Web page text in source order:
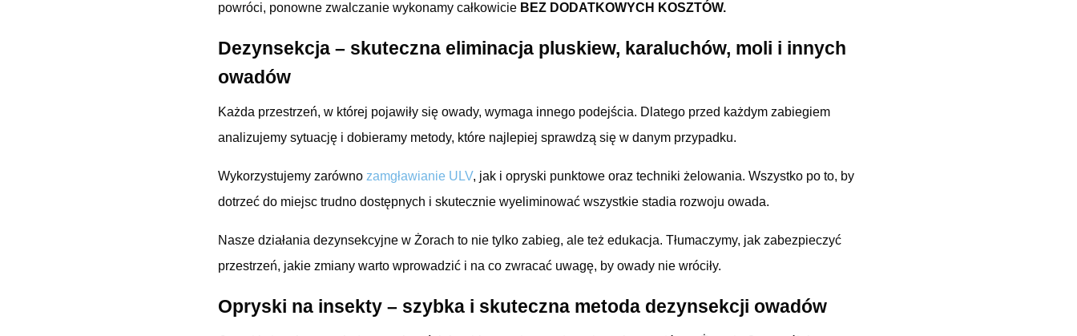
powróci, ponowne zwalczanie wykonamy całkowicie BEZ DODATKOWYCH KOSZTÓW.
Dezynsekcja – skuteczna eliminacja pluskiew, karaluchów, moli i innych
owadów
Każda przestrzeń, w której pojawiły się owady, wymaga innego podejścia. Dlatego przed każdym zabiegiem
analizujemy sytuację i dobieramy metody, które najlepiej sprawdzą się w danym przypadku.
Wykorzystujemy zarówno zamgławianie ULV, jak i opryski punktowe oraz techniki żelowania. Wszystko po to, by
dotrzeć do miejsc trudno dostępnych i skutecznie wyeliminować wszystkie stadia rozwoju owada.
Nasze działania dezynsekcyjne w Żorach to nie tylko zabieg, ale też edukacja. Tłumaczymy, jak zabezpieczyć
przestrzeń, jakie zmiany warto wprowadzić i na co zwracać uwagę, by owady nie wróciły.
Opryski na insekty – szybka i skuteczna metoda dezynsekcji owadów